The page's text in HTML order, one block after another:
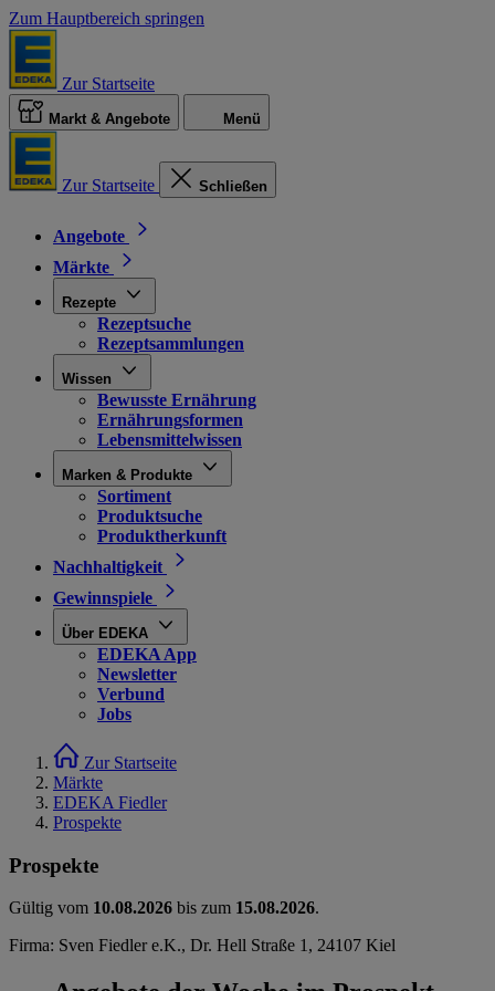
Zum Hauptbereich springen
Zur Startseite
Markt & Angebote Menü
Zur Startseite Schließen
Angebote
Märkte
Rezepte
Rezeptsuche
Rezeptsammlungen
Wissen
Bewusste Ernährung
Ernährungsformen
Lebensmittelwissen
Marken & Produkte
Sortiment
Produktsuche
Produktherkunft
Nachhaltigkeit
Gewinnspiele
Über EDEKA
EDEKA App
Newsletter
Verbund
Jobs
Zur Startseite
Märkte
EDEKA Fiedler
Prospekte
Prospekte
Gültig vom 10.08.2026 bis zum 15.08.2026.
Firma: Sven Fiedler e.K., Dr. Hell Straße 1, 24107 Kiel